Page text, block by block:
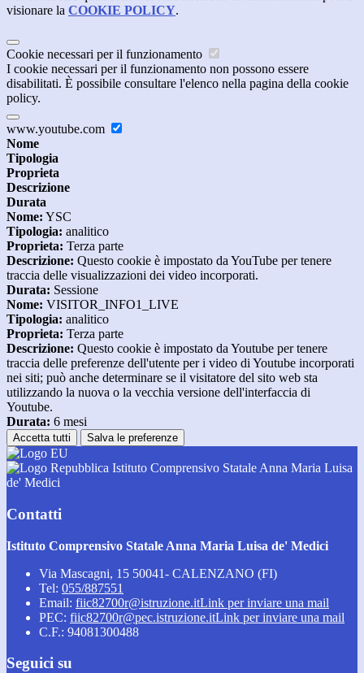
visionare la COOKIE POLICY.
Cookie necessari per il funzionamento
I cookie necessari per il funzionamento non possono essere
disabilitati. È possibile consultare l'elenco nella pagina della cookie
policy.
www.youtube.com
Nome
Tipologia
Proprieta
Descrizione
Durata
Nome: YSC
Tipologia: analitico
Proprieta: Terza parte
Descrizione: Questo cookie è impostato da YouTube per tenere
traccia delle visualizzazioni dei video incorporati.
Durata: Sessione
Nome: VISITOR_INFO1_LIVE
Tipologia: analitico
Proprieta: Terza parte
Descrizione: Questo cookie è impostato da Youtube per tenere
traccia delle preferenze dell'utente per i video di Youtube incorporati
nei siti; può anche determinare se il visitatore del sito web sta
utilizzando la nuova o la vecchia versione dell'interfaccia di
Youtube.
Durata: 6 mesi
Accetta tutti Salva le preferenze
Istituto Comprensivo Statale Anna Maria Luisa
de' Medici
Contatti
Istituto Comprensivo Statale Anna Maria Luisa de' Medici
Via Mascagni, 15 50041- CALENZANO (FI)
Tel: 055/887551
Email: fiic82700r@istruzione.itLink per inviare una mail
PEC: fiic82700r@pec.istruzione.itLink per inviare una mail
C.F.: 94081300488
Seguici su